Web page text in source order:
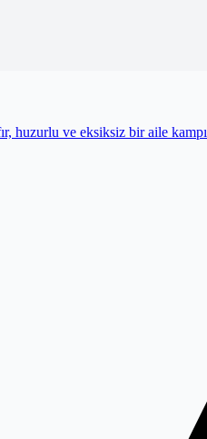
huzurlu ve eksiksiz bir aile